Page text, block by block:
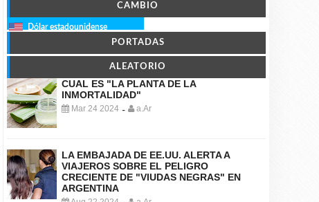
CAMBIO
Dólar estadounidense
PORTADAS
ALEATORIO
CUAL ES "LA PLANTA DE LA
INMORTALIDAD"
Mar 24 2024 - a.Ar
LA EMBAJADA DE EE.UU. ALERTA A
VIAJEROS SOBRE EL PELIGRO
CRECIENTE DE "VIUDAS NEGRAS" EN
ARGENTINA